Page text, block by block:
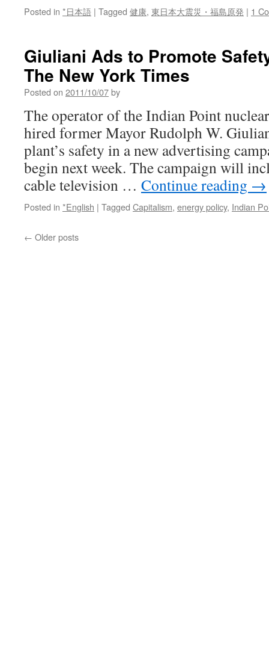
Posted in *日本語 | Tagged 健康, 東日本大震災・福島原発 | 1
Giuliani Ads to Promote
The New York Times
Posted on 2011/10/07by
The operator of the Indian Point
hired former Mayor Rudolph W.
plant’s safety in a new advertising
begin next week. The campaign will
cable television … Continue reading →
Posted in *English | Tagged Capitalism, energy policy, Indian
← Older posts